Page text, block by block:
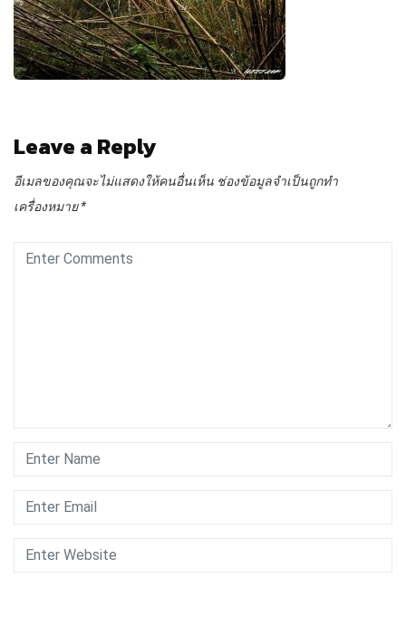
Leave a Reply
อีเมลของคุณจะไม่แสดงให้คนอื่นเห็น ช่องข้อมูลจำเป็นถูกทำ
เครื่องหมาย*